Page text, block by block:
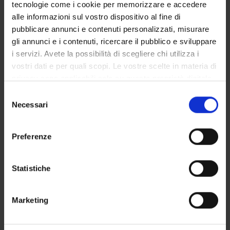
tecnologie come i cookie per memorizzare e accedere
alle informazioni sul vostro dispositivo al fine di
pubblicare annunci e contenuti personalizzati, misurare
gli annunci e i contenuti, ricercare il pubblico e sviluppare
i servizi. Avete la possibilità di scegliere chi utilizza i
vostri dati e per quali scopi. Le vostre scelte in materia di
modificare o revocare il proprio consenso in qualsiasi
momento dalla Dichiarazione sui cookie o facendo clic
raccogliere informazioni sulla tua posizione
geografica, con un'approssimazione di qualche
Identificare il tuo dispositivo, scansionandolo
delNecessari
Preferenze
Statistiche
Marketing
PARTECIPANTI AL PROGETTO
Nicolo' Rizzuto
Incaricato alla ricerca
ATTIVITÀ
GRUPPI DI RICERCA